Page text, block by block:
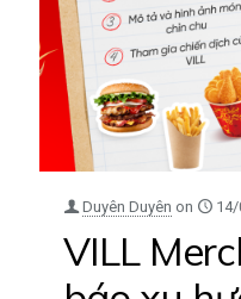
Duyên Duyên on
VILL